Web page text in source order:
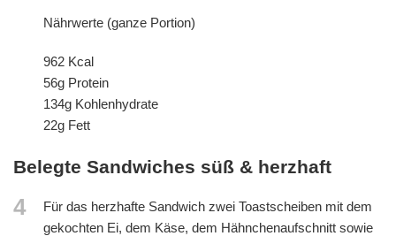
Nährwerte (ganze Portion)
962 Kcal
56g Protein
134g Kohlenhydrate
22g Fett
Belegte Sandwiches süß & herzhaft
4
Für das herzhafte Sandwich zwei Toastscheiben mit dem
gekochten Ei, dem Käse, dem Hähnchenaufschnitt sowie